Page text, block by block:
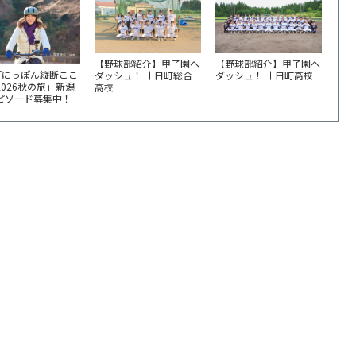
っぽん縦断ここ
秋の旅」新潟
ソード募集中！
【野球部紹介】甲子園へ
ダッシュ！ 十日町総合
高校
【野球部紹介】甲子園へ
ダッシュ！ 十日町高校